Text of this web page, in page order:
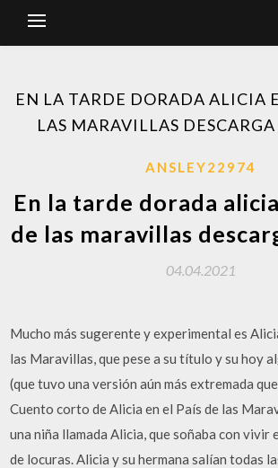
EN LA TARDE DORADA ALICIA
LAS MARAVILLAS
ANSLEY22974
En la tarde dorada
de las maravillas
04.04.2021
Mucho más sugerente y experimental es
las Maravillas, que pese a su título y su hoy
(que tuvo una versión aún más extremada
Cuento corto de Alicia en el País de las
una niña llamada Alicia, que soñaba con vivir
de locuras. Alicia y su hermana salían todas